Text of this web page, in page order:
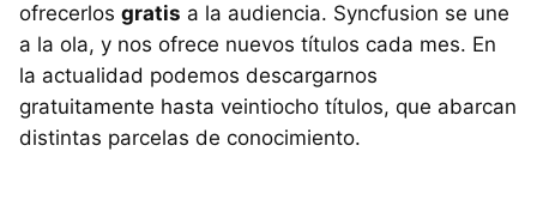
ofrecerlos gratis a la audiencia. Syncfusion se une
a la ola, y nos ofrece nuevos títulos cada mes. En
la actualidad podemos descargarnos
gratuitamente hasta veintiocho títulos, que abarcan
distintas parcelas de conocimiento.